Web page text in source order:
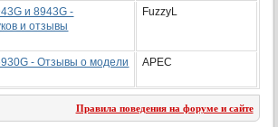
и 8943G -
и отзывы
FuzzyL
- Отзывы о модели
APEC
Правила поведения на форуме и сайте